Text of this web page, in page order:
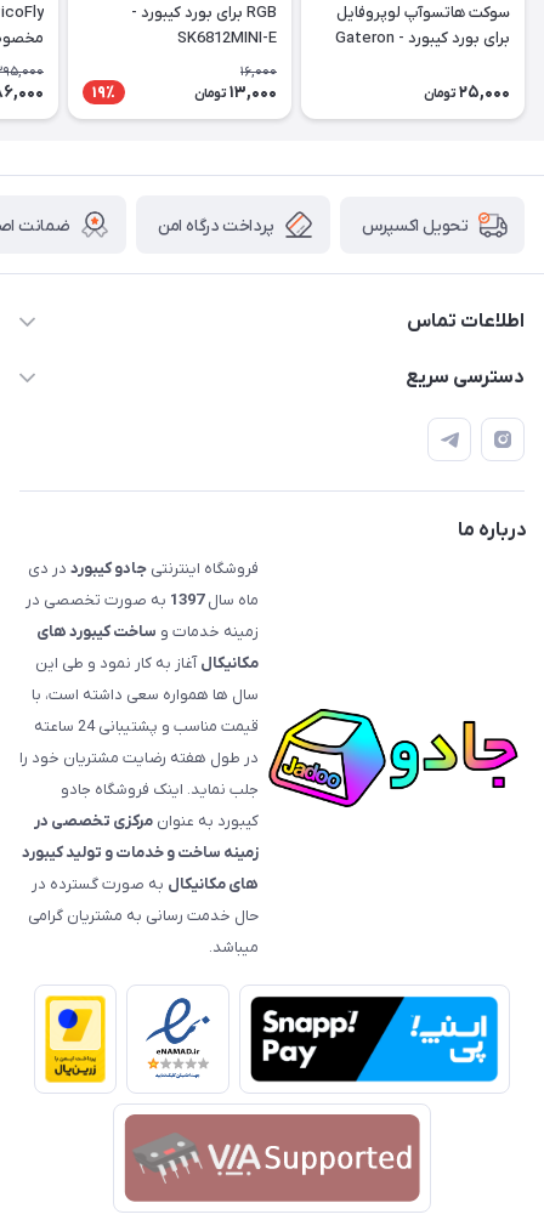
سوکت هاتسوآپ لوپروفایل
برای بورد کیبورد - Gateron
PCB Socket
25,000 تومان
RGB برای بورد کیبورد -
SK6812MINI-E
16,000
13,000 تومان 19٪
oled
تحویل اکسپرس پرداخت درگاه امن ضمانت
اطلاعات تماس
09120992668
info@jadookb.com
حضوری، با هماهنگی)
دسترسی سریع
حساب کاربری
اصطلاحات و مفاهیم مرتبط به کیبوردهای مکانیکال
درباره ما
فروشگاه اینترنتی جادو کیبورد در دی
ماه سال1397 به صورت تخصصی در
زمینه خدمات و ساخت کیبورد های
مکانیکالآغاز به کار نمود و طی این
سال ها همواره سعی داشته است، با
قیمت‌ مناسب و پشتیبانی 24 ساعته
در طول هفته رضایت مشتریان خود را
جلب نماید. اینک فروشگاه جادو
کیبورد به عنوان مرکزی تخصصی در
زمینه ساخت و خدمات و تولید کیبورد
های مکانیکال به صورت گسترده در
حال خدمت رسانی به مشتریان گرامی
میباشد.